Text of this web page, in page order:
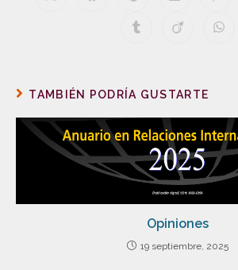
TAMBIÉN PODRÍA GUSTARTE
Opiniones
19 septiembre, 2025